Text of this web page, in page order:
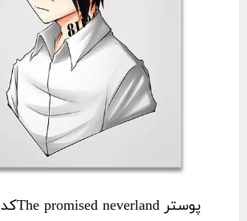
پوستر The promised neverlandکد nvlpo17